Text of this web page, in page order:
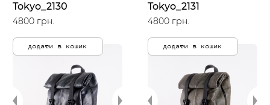
Tokyo_2130
4800 грн.
додати в кошик
Tokyo_2131
4800 грн.
додати в кошик